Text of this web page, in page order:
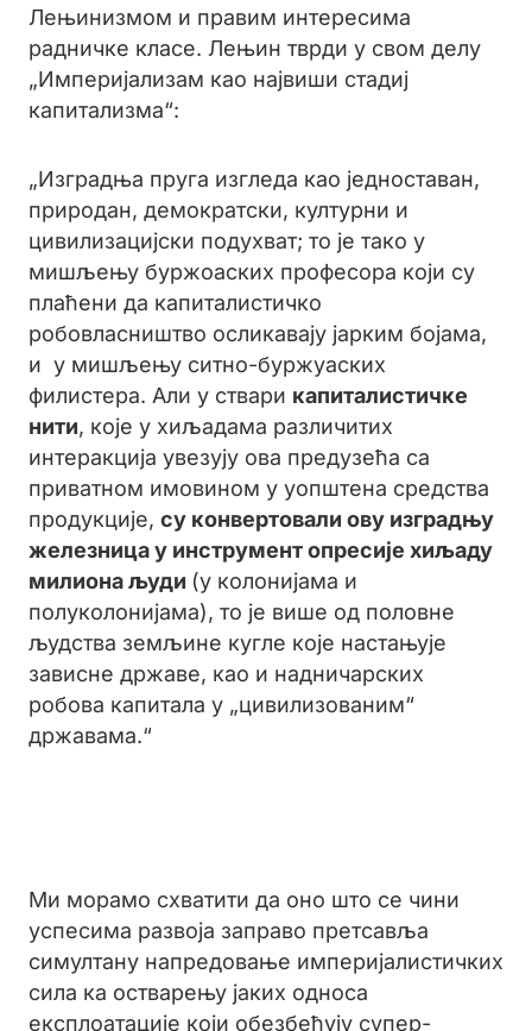
Лењинизмом и правим интересима
радничке класе. Лењин тврди у свом делу
„Империјализам као највиши стадиј
капитализма“:
„Изградња пруга изгледа као једноставан,
природан, демократски, културни и
цивилизацијски подухват; то је тако у
мишљењу буржоаских професора који су
плаћени да капиталистичко
робовласништво осликавају јарким бојама,
и у мишљењу ситно-буржуаских
филистера. Али у ствари капиталистичке
нити, које у хиљадама различитих
интеракција увезују ова предузећа са
приватном имовином у уопштена средства
продукције, су конвертовали ову изградњу
железница у инструмент опресије хиљаду
милиона људи (у колонијама и
полуколонијама), то је више од половне
људства земљине кугле које настањује
зависне државе, као и надничарских
робова капитала у „цивилизованим“
државама.“
Ми морамо схватити да оно што се чини
успесима развоја заправо претсавља
симултану напредовање империјалистичких
сила ка остварењу јаких односа
експлоатације који обезбеђују супер-